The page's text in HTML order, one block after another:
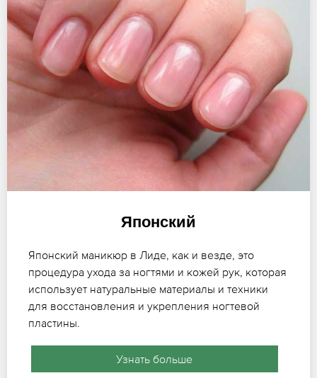
Японский
Японский маникюр в Лиде, как и везде, это
процедура ухода за ногтями и кожей рук, которая
использует натуральные материалы и техники
для восстановления и укрепления ногтевой
пластины.
Узнать больше